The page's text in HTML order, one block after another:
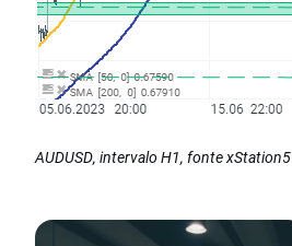
AUDUSD, intervalo H1, fonte xStation5